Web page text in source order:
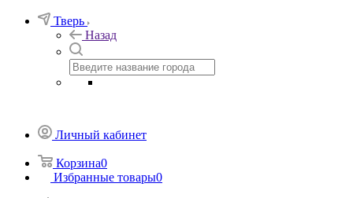
Тверь
Назад
Личный кабинет
Корзина0
Избранные товары0